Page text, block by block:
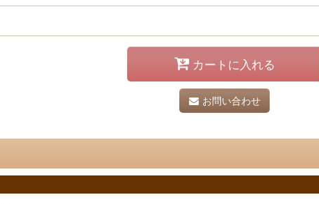
カートに入れる
お問い合わせ